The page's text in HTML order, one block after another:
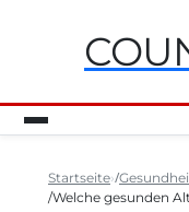
Startseite
Welche gesunden